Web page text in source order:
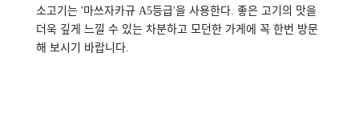
소고기는 '마쓰자카규 A5등급'을 사용한다. 좋은 고기의 맛을
더욱 깊게 느낄 수 있는 차분하고 모던한 가게에 꼭 한번 방문
해 보시기 바랍니다.